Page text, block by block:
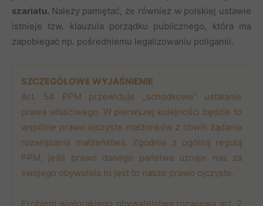
szariatu. Należy pamiętać, że również w polskiej ustawie
istnieje tzw. klauzula porządku publicznego, która ma
zapobiegać np. pośredniemu legalizowaniu poligamii.
SZCZEGÓŁOWE WYJAŚNIENIE
Art. 54 PPM przewiduje „schodkowe” ustalanie
prawa właściwego. W pierwszej kolejności będzie to
wspólne prawo ojczyste małżonków z chwili żądania
rozwiązania małżeństwa. Zgodnie z ogólną regułą
PPM, jeśli prawo danego państwa uznaje nas za
swojego obywatela to jest to nasze prawo ojczyste.
Problem wielorakiego obywatelstwa rozwiewa art. 2